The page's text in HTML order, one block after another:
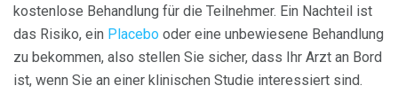
kostenlose Behandlung für die Teilnehmer. Ein Nachteil ist
das Risiko, ein Placebo oder eine unbewiesene Behandlung
zu bekommen, also stellen Sie sicher, dass Ihr Arzt an Bord
ist, wenn Sie an einer klinischen Studie interessiert sind.